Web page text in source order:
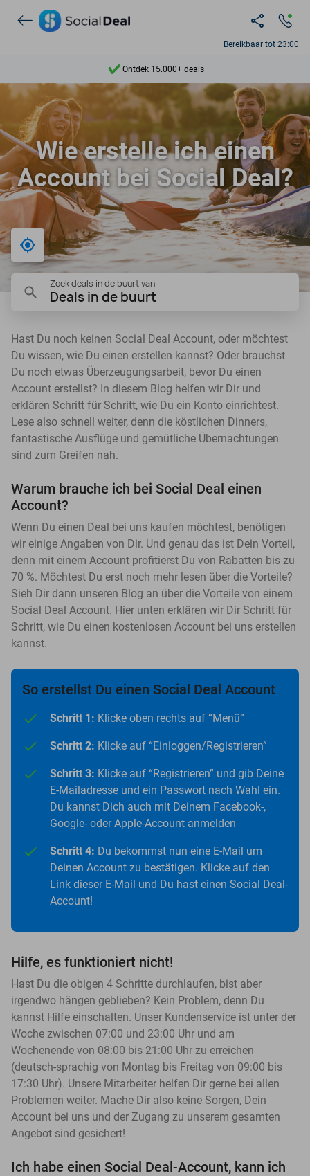
Bereikbaar tot 23:00
Ontdek 15.000+ deals
7 dagen per week beschikbaar
10+ miljoen leden
9,4
Ontdek 15.000+ deals
Wie erstelle ich einen
Account bei Social Deal?
Bij mij in de buurt
Zoek deals in de buurt van
Deals in de buurt
Hast Du noch keinen Social Deal Account, oder möchtest
Du wissen, wie Du einen erstellen kannst? Oder brauchst
Du noch etwas Überzeugungsarbeit, bevor Du einen
Account erstellst? In diesem Blog helfen wir Dir und
erklären Schritt für Schritt, wie Du ein Konto einrichtest.
Lese also schnell weiter, denn die köstlichen Dinners,
fantastische Ausflüge und gemütliche Übernachtungen
sind zum Greifen nah.
Warum brauche ich bei Social Deal einen
Account?
Wenn Du einen Deal bei uns kaufen möchtest, benötigen
wir einige Angaben von Dir. Und genau das ist Dein Vorteil,
denn mit einem Account profitierst Du von Rabatten bis zu
70 %. Möchtest Du erst noch mehr lesen über die Vorteile?
Sieh Dir dann unseren Blog an über die Vorteile von einem
Social Deal Account. Hier unten erklären wir Dir Schritt für
Schritt, wie Du einen kostenlosen Account bei uns erstellen
kannst.
So erstellst Du einen Social Deal Account
Schritt 1: Klicke oben rechts auf “Menü”
Schritt 2: Klicke auf “Einloggen/Registrieren”
Schritt 3: Klicke auf “Registrieren” und gib Deine
E-Mailadresse und ein Passwort nach Wahl ein.
Du kannst Dich auch mit Deinem Facebook-,
Google- oder Apple-Account anmelden
Schritt 4: Du bekommst nun eine E-Mail um
Deinen Account zu bestätigen. Klicke auf den
Link dieser E-Mail und Du hast einen Social Deal-
Account!
Hilfe, es funktioniert nicht!
Hast Du die obigen 4 Schritte durchlaufen, bist aber
irgendwo hängen geblieben? Kein Problem, denn Du
kannst Hilfe einschalten. Unser Kundenservice ist unter der
Woche zwischen 07:00 und 23:00 Uhr und am
Wochenende von 08:00 bis 21:00 Uhr zu erreichen
(deutsch-sprachig von Montag bis Freitag von 09:00 bis
17:30 Uhr). Unsere Mitarbeiter helfen Dir gerne bei allen
Problemen weiter. Mache Dir also keine Sorgen, Dein
Account bei uns und der Zugang zu unserem gesamten
Angebot sind gesichert!
Ich habe einen Social Deal-Account, kann ich